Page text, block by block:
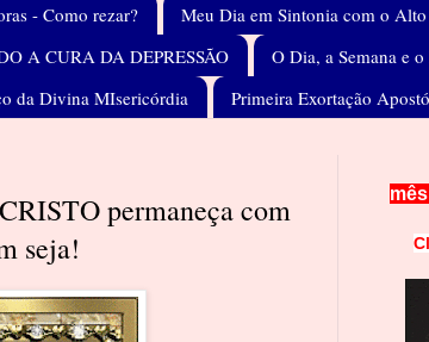
- Como rezar?
Meu Dia em Sintonia com o Alto
A CURA DA DEPRESSÃO
O Dia, a Semana e
da Divina MIsericórdia Primeira Exortação
permaneça com
seja!